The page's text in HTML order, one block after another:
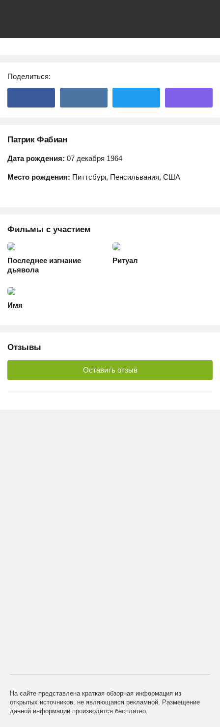
Поделиться:
Патрик Фабиан
Дата рождения: 07 декабря 1964
Место рождения: Питтсбург, Пенсильвания, США
Фильмы с участием
Последнее изгнание
дьявола
Ритуал
Имя
Отзывы
Оставить отзыв
На сайте представлена краткая обзорная информация из
открытых источников, не являющаяся рекламной. Размещение
данной информации производится бесплатно.